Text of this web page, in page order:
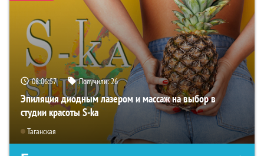
08:06:56 Получили:26
Эпиляция диодным лазером и массаж на выбор в
студии красоты S-ka
Таганская